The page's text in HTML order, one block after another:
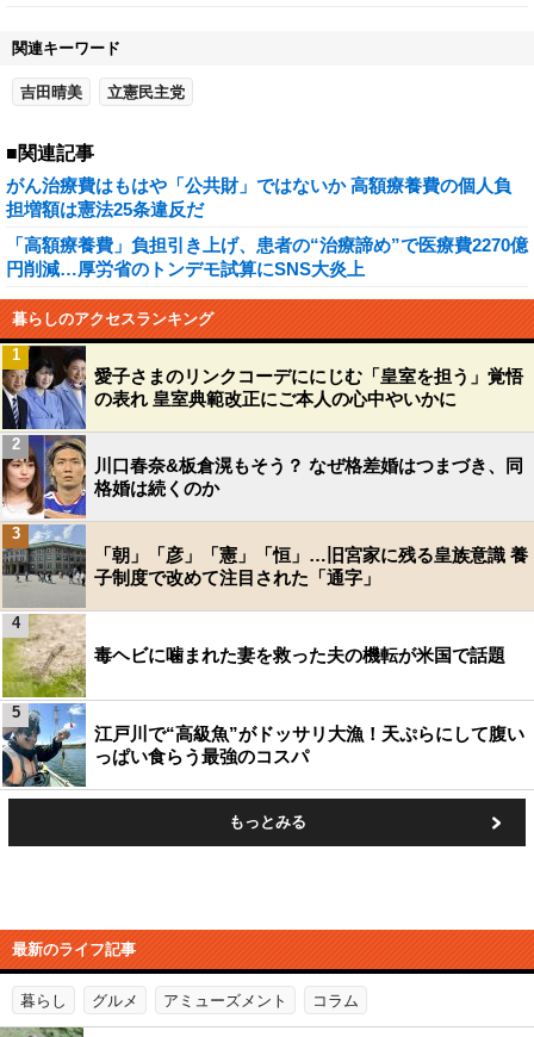
関連キーワード
吉田晴美 立憲民主党
■関連記事
がん治療費はもはや「公共財」ではないか 高額療養費の個人負
担増額は憲法25条違反だ
「高額療養費」負担引き上げ、患者の“治療諦め”で医療費2270億
円削減…厚労省のトンデモ試算にSNS大炎上
暮らしのアクセスランキング
愛子さまのリンクコーデににじむ「皇室を担う」覚悟
の表れ 皇室典範改正にご本人の心中やいかに
1
川口春奈&板倉滉もそう？ なぜ格差婚はつまづき、同
格婚は続くのか
2
「朝」「彦」「憲」「恒」…旧宮家に残る皇族意識 養
子制度で改めて注目された「通字」
3
毒ヘビに噛まれた妻を救った夫の機転が米国で話題
4
江戸川で“高級魚”がドッサリ大漁！天ぷらにして腹い
っぱい食らう最強のコスパ
5
もっとみる
最新のライフ記事
暮らし グルメ アミューズメント コラム